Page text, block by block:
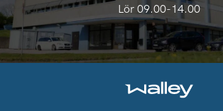
Lör 09.00-14.00